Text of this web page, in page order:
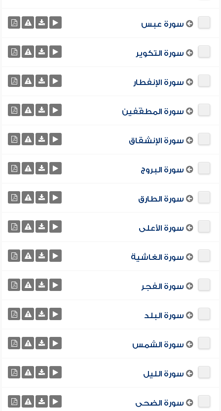
سورة عبس
سورة التكوير
سورة الإنفطار
سورة المطفّفين
سورة الإنشقاق
سورة البروج
سورة الطارق
سورة الأعلى
سورة الغاشية
سورة الفجر
سورة البلد
سورة الشمس
سورة الليل
سورة الضحى